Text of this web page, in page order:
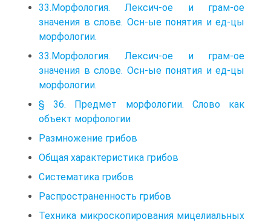
33.Морфология. Лексич-ое и грам-ое
значения в слове. Осн-ые понятия и ед-цы
морфологии.
33.Морфология. Лексич-ое и грам-ое
значения в слове. Осн-ые понятия и ед-цы
морфологии.
§ 36. Предмет морфологии. Слово как
объект морфологии
Размножение грибов
Общая характеристика грибов
Систематика грибов
Распространенность грибов
Техника микроскопирования мицелиальных